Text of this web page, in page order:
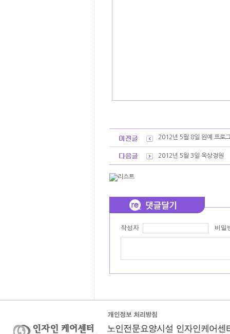
2012년 5월 8일 원예 프로
2012년 5월 3일 옥상정원
작성자 비밀